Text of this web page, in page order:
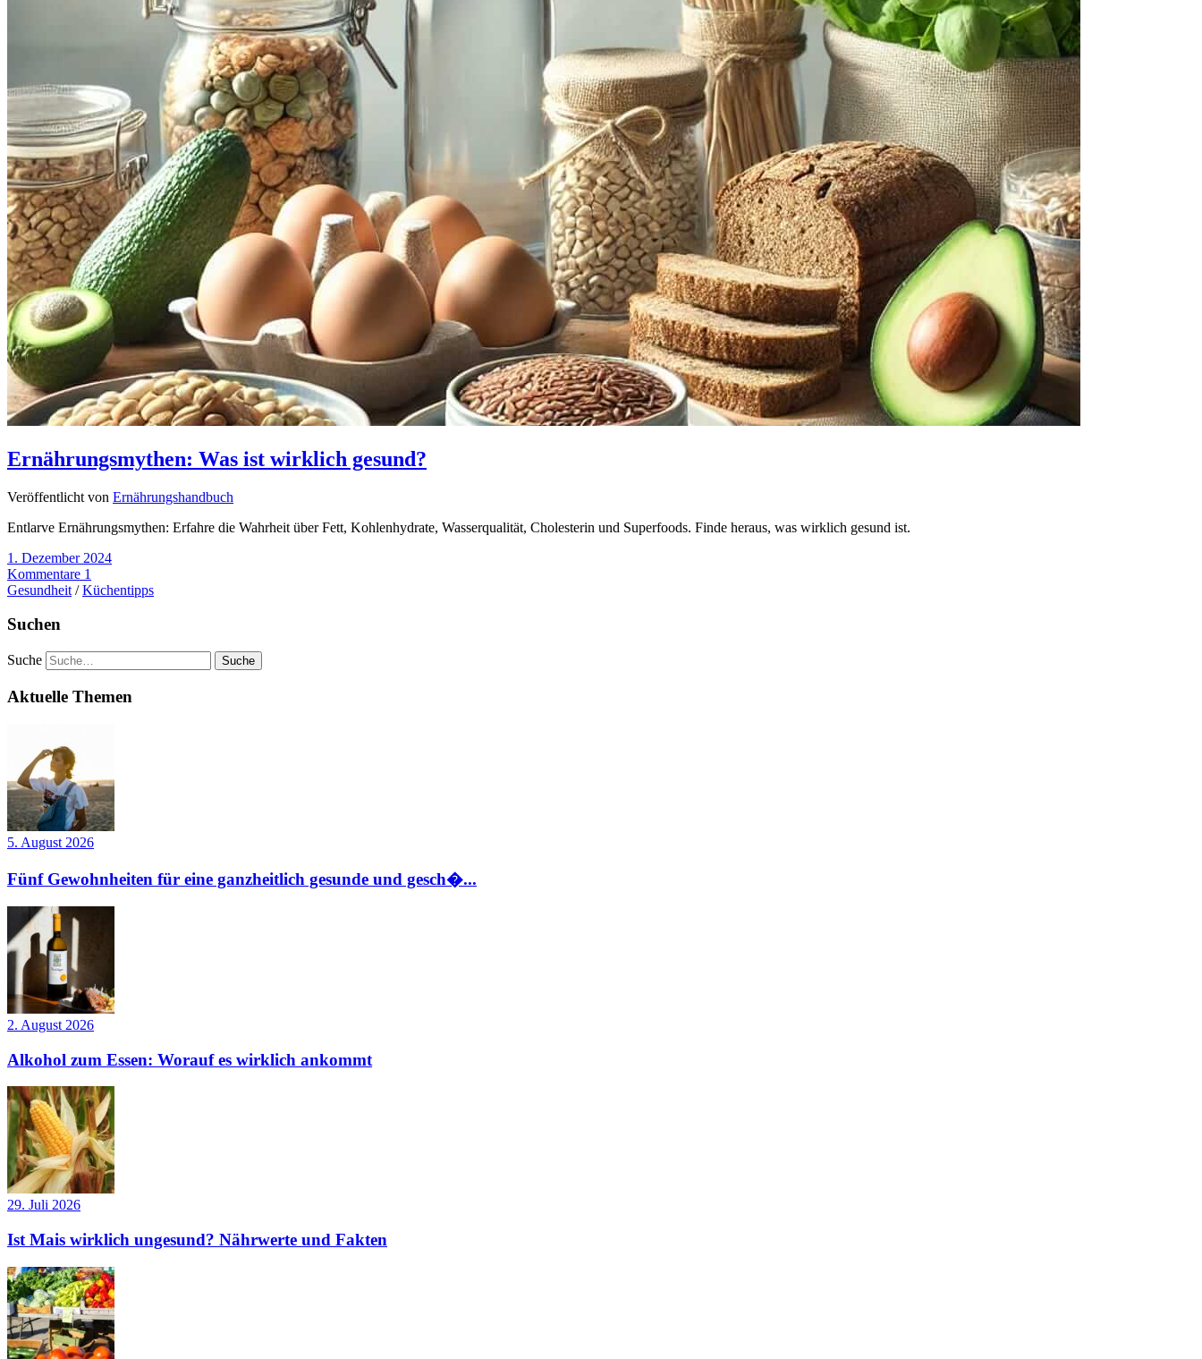
Ernährungsmythen: Was ist wirklich gesund?
Veröffentlicht von Ernährungshandbuch
Entlarve Ernährungsmythen: Erfahre die Wahrheit über Fett, Kohlenhydrate, Wasserqualität, Cholesterin und Superfoods. Finde heraus, was wirklich gesund ist.
1. Dezember 2024
Kommentare 1
Gesundheit /Küchentipps
Suchen
Suche
Aktuelle Themen
5. August 2026
Fünf Gewohnheiten für eine ganzheitlich gesunde und gesch�...
2. August 2026
Alkohol zum Essen: Worauf es wirklich ankommt
29. Juli 2026
Ist Mais wirklich ungesund? Nährwerte und Fakten